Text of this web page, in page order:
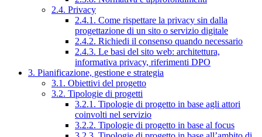
2.4. Privacy
2.4.1. Come rispettare la privacy sin dalla
progettazione di un sito o servizio digitale
2.4.2. Richiedi il consenso quando necessario
2.4.3. Le basi del sito web: architettura,
informativa privacy, riferimenti DPO
3. Pianificazione, gestione e strategia
3.1. Obiettivi del progetto
3.2. Tipologie di progetti
3.2.1. Tipologie di progetto in base agli attori
coinvolti nel servizio
3.2.2. Tipologie di progetto in base al focus